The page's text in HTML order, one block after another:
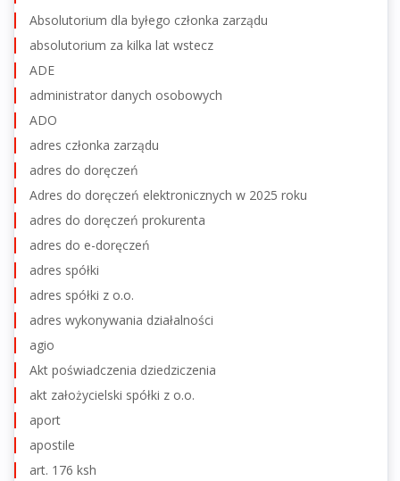
Absolutorium dla byłego członka zarządu
absolutorium za kilka lat wstecz
ADE
administrator danych osobowych
ADO
adres członka zarządu
adres do doręczeń
Adres do doręczeń elektronicznych w 2025 roku
adres do doręczeń prokurenta
adres do e-doręczeń
adres spółki
adres spółki z o.o.
adres wykonywania działalności
agio
Akt poświadczenia dziedziczenia
akt założycielski spółki z o.o.
aport
apostile
art. 176 ksh